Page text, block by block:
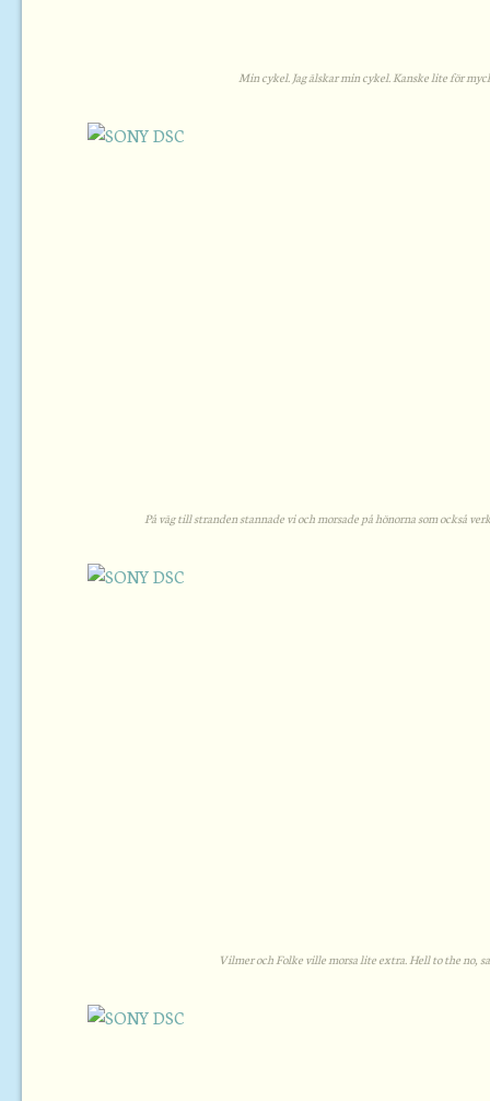
Min cykel. Jag älskar min cykel. Kanske lite för
På väg till stranden stannade vi och morsade på hönorna som också
Vilmer och Folke ville morsa lite extra. Hell to the no,